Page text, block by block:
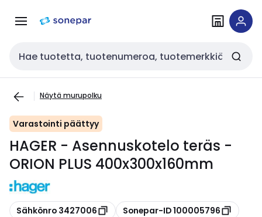
navigointiinsisältöön
Haku
Näytä murupolku
Varastointi päättyy
HAGER - Asennuskotelo teräs -
ORION PLUS 400x300x160mm
Kopioi
Sähkönro 3427006 Kopioi
Sonepar-ID 100005796